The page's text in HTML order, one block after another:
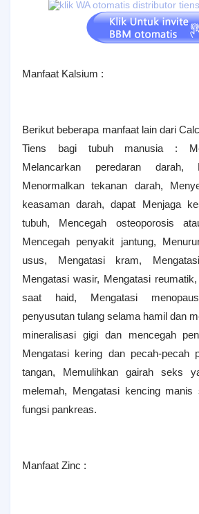
Manfaat Kalsium :
Berikut beberapa manfaat lain dari
Tiens bagi tubuh manusia :
Melancarkan peredaran darah,
Menormalkan tekanan darah,
keasaman darah, dapat Menjaga
tubuh, Mencegah osteoporosis
Mencegah penyakit jantung,
usus, Mengatasi kram,
Mengatasi wasir, Mengatasi
saat haid, Mengatasi
penyusutan tulang selama hamil dan
mineralisasi gigi dan mencegah
Mengatasi kering dan pecah-pecah
tangan, Memulihkan gairah seks
melemah, Mengatasi kencing manis
fungsi pankreas.
Manfaat Zinc :